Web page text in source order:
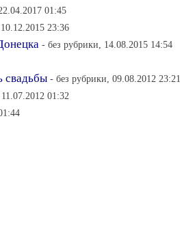
01:45
23:36
- без рубрики, 14.08.2015 14:54
свадьбы - без рубрики, 09.08.2012 23:21
01:32